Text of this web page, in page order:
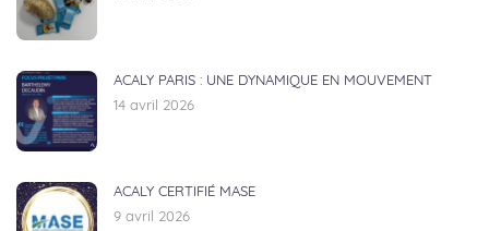
ACALY PARIS : UNE DYNAMIQUE EN MOUVEMENT
14 avril 2026
ACALY CERTIFIÉ MASE
9 avril 2026